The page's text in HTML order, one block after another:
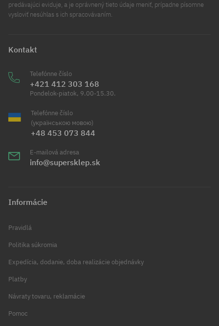
predávajúci eviduje, a je oprávnený tieto údaje meniť, prípadne písomne
vysloviť nesúhlas s ich spracovávaním.
Kontakt
Telefónne číslo
+421 412 303 168
Pondelok-piatok, 9.00-15.30.
Telefónne číslo
(українською мовою)
+48 453 073 844
E-mailová adresa
info@supersklep.sk
Informácie
Pravidlá
Politika súkromia
Expedícia, dodanie, doba realizácie objednávky
Platby
Návraty tovaru, reklamácie
Pomoc